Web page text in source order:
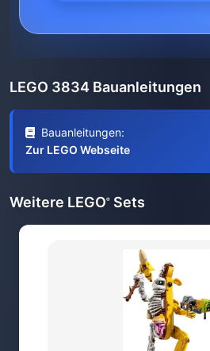
LEGO 3834 Bauanleitungen
Bauanleitungen:
Zur LEGO Webseite
Weitere LEGO® Sets